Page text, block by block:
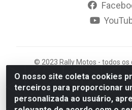
O nosso site coleta cookies
terceiros para proporcionar
personalizada ao usuário,
© 2023 Rally Motos - todos os
Razão Social: Rally motos
transportadora de peças LTDA -
43 - Rua Vigário Calixto
Grande/PB